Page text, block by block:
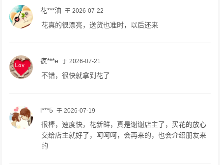
花***油 于 2026-07-22
花真的很漂亮，送货也准时，以后还来
疯***e 于 2026-07-21
不错，很快就拿到花了
l***5 于 2026-07-19
很棒，速度快，花新鲜，真是谢谢店主了，买花的放心
交给店主就好了，呵呵呵，会再来的，也会介绍朋友来
的